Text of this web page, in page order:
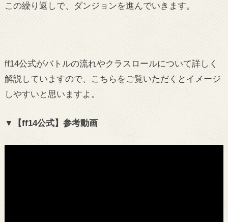
この繰り返しで、ダンジョンを進んでいきます。
ff14公式がバトルの流れやクラスロールについて詳しく
解説していますので、こちらをご覧いただくとイメージ
しやすいと思いますよ。
▼【ff14公式】参考動画